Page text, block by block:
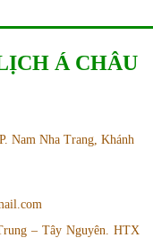
Á CHÂU
Nam Nha Trang, Khánh
– Tây Nguyên. HTX